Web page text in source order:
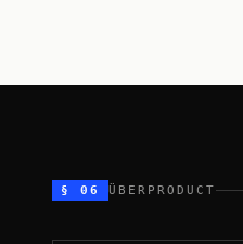
§ 06 ÜBERPRODUCT